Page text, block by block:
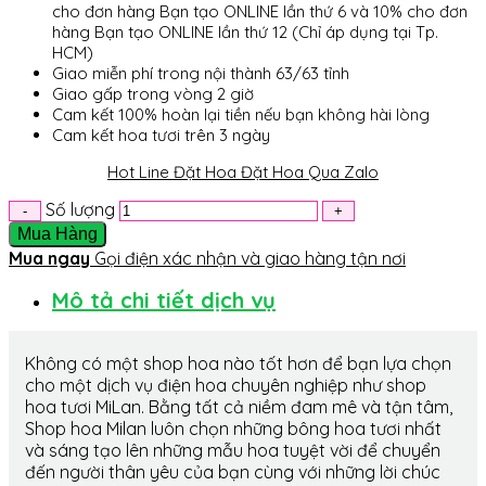
cho đơn hàng Bạn tạo ONLINE lần thứ 6 và 10% cho đơn
hàng Bạn tạo ONLINE lần thứ 12 (Chỉ áp dụng tại Tp.
HCM)
Giao miễn phí trong nội thành 63/63 tỉnh
Giao gấp trong vòng 2 giờ
Cam kết 100% hoàn lại tiền nếu bạn không hài lòng
Cam kết hoa tươi trên 3 ngày
Hot Line Đặt Hoa Đặt Hoa Qua Zalo
Số lượng
Mua Hàng
Mua ngay Gọi điện xác nhận và giao hàng tận nơi
Mô tả chi tiết dịch vụ
Không có một shop hoa nào tốt hơn để bạn lựa chọn
cho một dịch vụ điện hoa chuyên nghiệp như shop
hoa tươi MiLan. Bằng tất cả niềm đam mê và tận tâm,
Shop hoa Milan luôn chọn những bông hoa tươi nhất
và sáng tạo lên những mẫu hoa tuyệt vời để chuyển
đến người thân yêu của bạn cùng với những lời chúc